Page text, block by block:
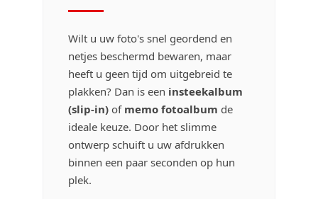
Classics Het album is assorti. We sturen
Wilt u uw foto's snel geordend en
netjes beschermd bewaren, maar
heeft u geen tijd om uitgebreid te
plakken? Dan is een insteekalbum
(slip-in) of memo fotoalbum de
ideale keuze. Door het slimme
ontwerp schuift u uw afdrukken
binnen een paar seconden op hun
plek.